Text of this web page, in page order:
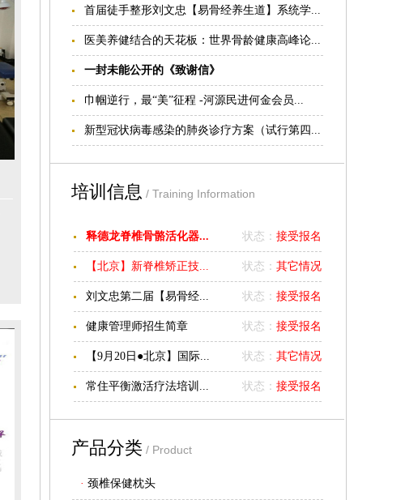
我们的目标:
1.提供及时、全面的疼痛
康复医学技术培训信息
2.提供深入、完整的疼痛
康复医学的学习资料
我们的愿景： 国际整脊网
致力于成为您医生职业生
涯的好帮手
我们的理念： 专业、诚
喜讯：
记忆液晶颈椎保健
枕头已经火爆上市！全国
统一零售价：900 元/个，
由区域代理覃勇华负责经
销，有需要者可与其联系
购销事宜。覃勇华电话：
13827812998 淘宝店：一
刀工作室
http://shop60962646.taobao.com/
佛山地区有疼痛诊疗需要
者可就近找李文医师，
医院门诊部
首届徒手整形刘文忠【易骨经养生道】系统学...
医美养健结合的天花板：世界骨龄健康高峰论...
一封未能公开的《致谢信》
巾帼逆行，最“美”征程 -河源民进何金会员...
新型冠状病毒感染的肺炎诊疗方案（试行第四...
培训信息 / Training Information
状态： 接受报名
释德龙脊椎骨骼活化器...
状态： 其它情况
【北京】新脊椎矫正技...
状态： 接受报名
刘文忠第二届【易骨经...
状态： 接受报名
健康管理师招生简章
状态： 其它情况
【9月20日●北京】国际...
状态： 接受报名
常住平衡激活疗法培训...
产品分类 / Product
· 颈椎保健枕头